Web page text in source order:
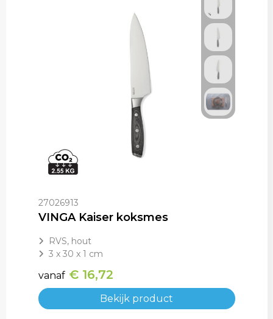
27026913
VINGA Kaiser koksmes
RVS, hout
3 x 30 x 1 cm
vanaf € 16,72
Bekijk product